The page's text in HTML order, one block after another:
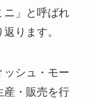
ニ」と呼ばれ
ります。
ッシュ・モー
産・販売を行